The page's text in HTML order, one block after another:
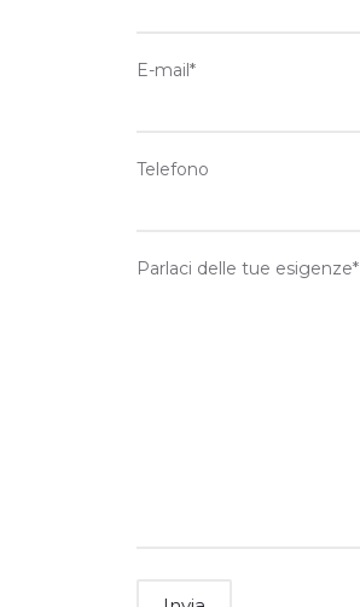
E-mail*
Telefono
Parlaci delle tue esigenze*